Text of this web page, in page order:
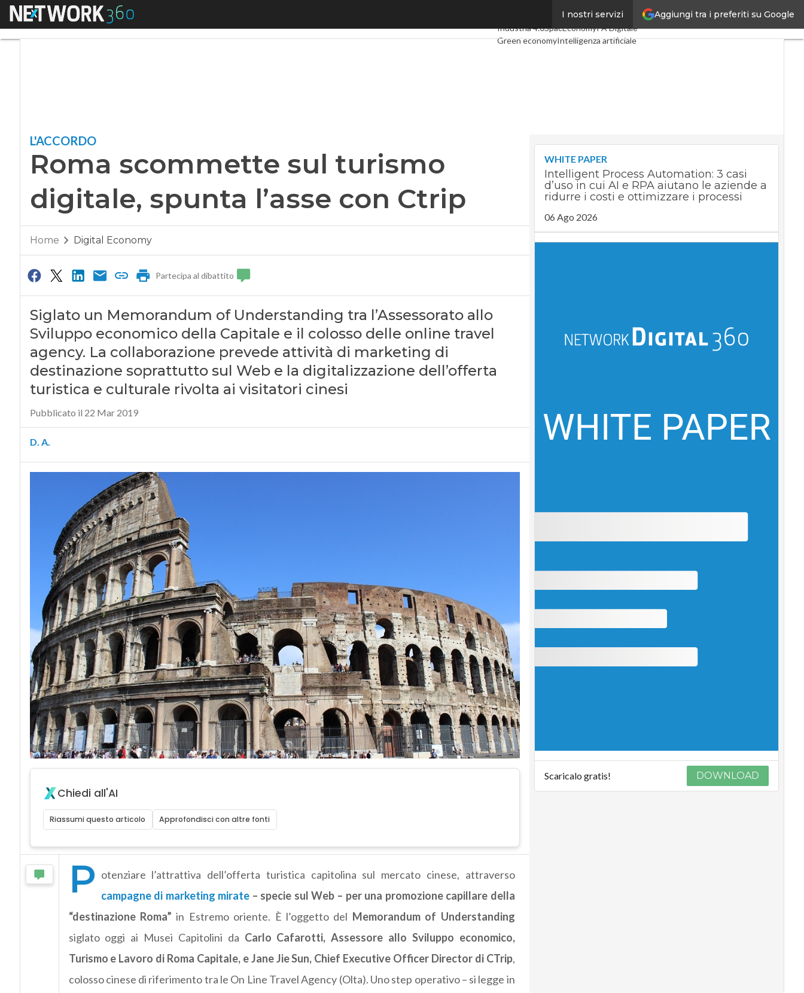
Aggiungi tra i preferiti su Google
I nostri servizi
Menu Digital EconomyTelco
Industria 4.0SpacEconomyPA Digitale
Green economyIntelligenza artificiale
L'ACCORDO
Roma scommette sul turismo
digitale, spunta l’asse con Ctrip
Home Digital Economy
Partecipa al dibattito
Siglato un Memorandum of Understanding tra l’Assessorato allo
Sviluppo economico della Capitale e il colosso delle online travel
agency. La collaborazione prevede attività di marketing di
destinazione soprattutto sul Web e la digitalizzazione dell’offerta
turistica e culturale rivolta ai visitatori cinesi
Pubblicato il 22 Mar 2019
D. A.
Chiedi all'AI
Riassumi questo articolo Approfondisci con altre fonti
P otenziare l’attrattiva dell’offerta turistica capitolina sul mercato cinese, attraverso
campagne di marketing mirate – specie sul Web – per una promozione capillare della
“destinazione Roma” in Estremo oriente. È l’oggetto del Memorandum of Understanding
siglato oggi ai Musei Capitolini da Carlo Cafarotti, Assessore allo Sviluppo economico,
Turismo e Lavoro di Roma Capitale, e Jane Jie Sun, Chief Executive Officer Director di CTrip,
colosso cinese di riferimento tra le On Line Travel Agency (Olta). Uno step operativo – si legge in
WHITE PAPER
Intelligent Process Automation: 3 casi
d’uso in cui AI e RPA aiutano le aziende a
ridurre i costi e ottimizzare i processi
06 Ago 2026
Scaricalo gratis! DOWNLOAD